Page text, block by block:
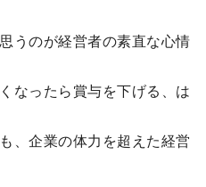
うのが経営者の素直な心情
なったら賞与を下げる、は
、企業の体力を超えた経営